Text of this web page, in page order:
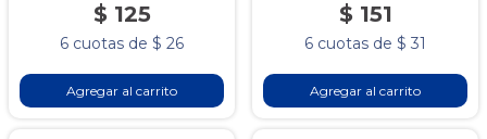
$ 125
6 cuotas de $ 26
Agregar al carrito
$ 151
6 cuotas de $ 31
Agregar al carrito